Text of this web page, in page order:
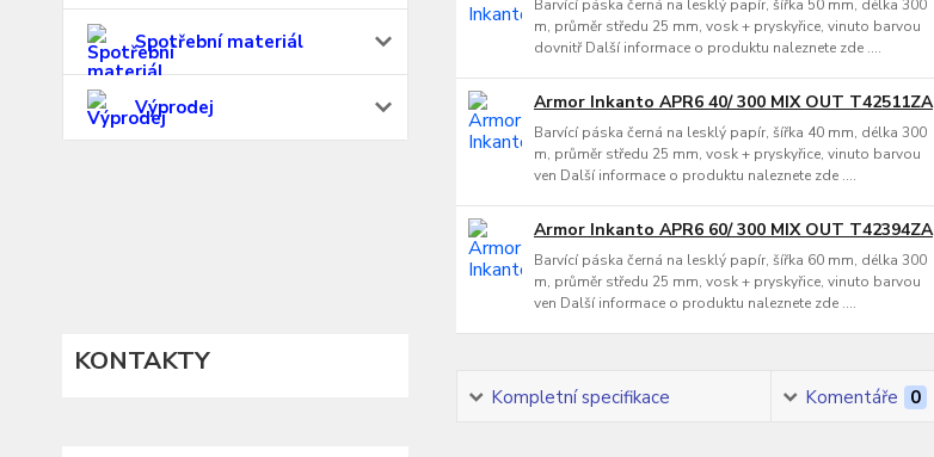
Spotřební materiál
Výprodej
KONTAKTY
Barvící páska černá na lesklý papír, šířka 50 mm, délka 300
m, průměr středu 25 mm, vosk + pryskyřice, vinuto barvou
dovnitř Další informace o produktu naleznete zde ....
Armor Inkanto APR6 40/ 300 MIX OUT T42511ZA
Barvící páska černá na lesklý papír, šířka 40 mm, délka 300
m, průměr středu 25 mm, vosk + pryskyřice, vinuto barvou
ven Další informace o produktu naleznete zde ....
Armor Inkanto APR6 60/ 300 MIX OUT T42394ZA
Barvící páska černá na lesklý papír, šířka 60 mm, délka 300
m, průměr středu 25 mm, vosk + pryskyřice, vinuto barvou
ven Další informace o produktu naleznete zde ....
Kompletní specifikace Komentáře 0